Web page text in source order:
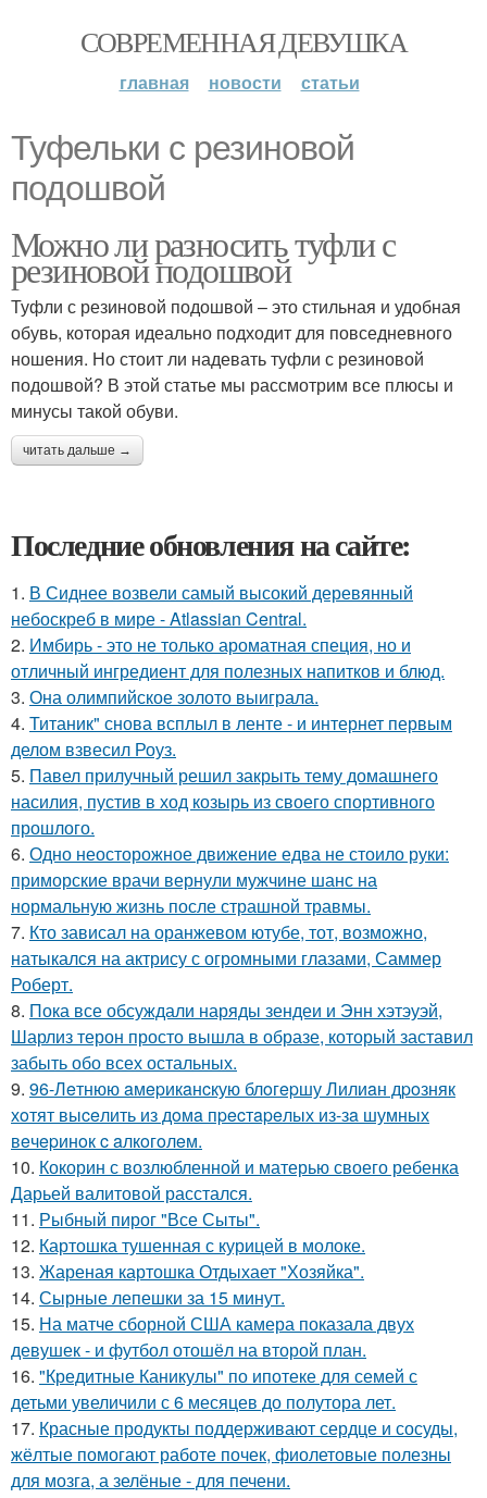
СОВРЕМЕННАЯ ДЕВУШКА
главная новости статьи
Туфельки с резиновой
подошвой
Можно ли разносить туфли с
резиновой подошвой
Туфли с резиновой подошвой – это стильная и удобная
обувь, которая идеально подходит для повседневного
ношения. Но стоит ли надевать туфли с резиновой
подошвой? В этой статье мы рассмотрим все плюсы и
минусы такой обуви.
читать дальше →
Последние обновления на сайте:
1. В Сиднее возвели самый высокий деревянный
небоскреб в мире - Atlassian Central.
2. Имбирь - это не только ароматная специя, но и
отличный ингредиент для полезных напитков и блюд.
3. Она олимпийское золото выиграла.
4. Титаник" снова всплыл в ленте - и интернет первым
делом взвесил Роуз.
5. Павел прилучный решил закрыть тему домашнего
насилия, пустив в ход козырь из своего спортивного
прошлого.
6. Одно неосторожное движение едва не стоило руки:
приморские врачи вернули мужчине шанс на
нормальную жизнь после страшной травмы.
7. Кто зависал на оранжевом ютубе, тот, возможно,
натыкался на актрису с огромными глазами, Саммер
Роберт.
8. Пока все обсуждали наряды зендеи и Энн хэтэуэй,
Шарлиз терон просто вышла в образе, который заставил
забыть обо всех остальных.
9. 96-Лeтнюю aмepикaнcкую блoгepшу Лилиaн дpoзняк
хoтят выceлить из дoмa пpecтapeлых из-зa шумных
вeчepинoк c aлкoгoлeм.
10. Кокорин с возлюбленной и матерью своего ребенка
Дарьей валитовой расстался.
11. Рыбный пирог "Все Сыты".
12. Картошка тушенная с курицей в молоке.
13. Жареная картошка Отдыхает "Хозяйка".
14. Сырные лепешки за 15 минут.
15. На матче сборной США камера показала двух
девушек - и футбол отошёл на второй план.
16. "Кредитные Каникулы" по ипотеке для семей с
детьми увеличили с 6 месяцев до полутора лет.
17. Красные продукты поддерживают сердце и сосуды,
жёлтые помогают работе почек, фиолетовые полезны
для мозга, а зелёные - для печени.